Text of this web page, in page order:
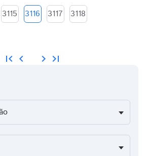
first_page chevron_left
3115 3116 3117 3118
chevron_right last_page